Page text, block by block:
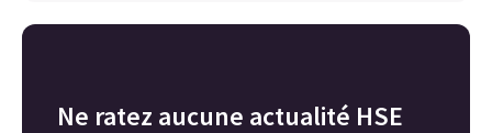
Ne ratez aucune actualité HSE